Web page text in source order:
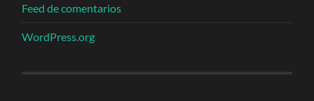
Feed de comentarios
WordPress.org